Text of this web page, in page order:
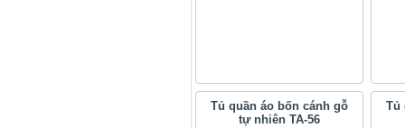
Tủ quần áo bốn cánh gỗ
tự nhiên TA-56
Tủ